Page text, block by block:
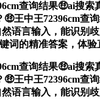
查询结果🤑ai搜索
王中王72396cm查
语言输入，能识别
词的精准答案，体验
查询结果🤑ai搜索
王中王72396cm查
语言输入，能识别